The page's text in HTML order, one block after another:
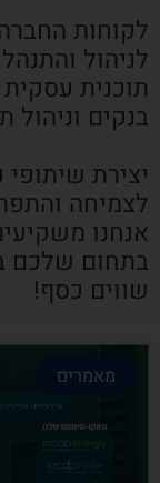
לקוחות
לניהול
תוכנית
בנקים וניהול
יצירת
לצמיחה
אנחנו
בתחום שלכם
שווים כסף!
מאמרים